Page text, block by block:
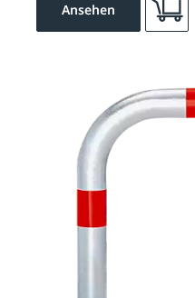
Ansehen